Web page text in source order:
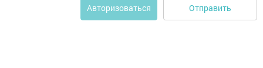
Авторизоваться Отправить